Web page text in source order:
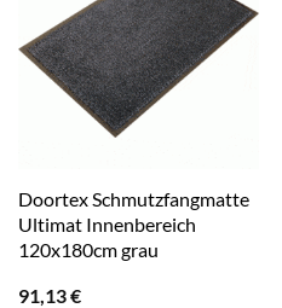
Doortex Schmutzfangmatte
Ultimat Innenbereich
120x180cm grau
91,13€